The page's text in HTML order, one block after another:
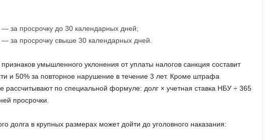
за просрочку до 30 календарных дней;
за просрочку свыше 30 календарных дней.
умышленного уклонения от уплаты налогов санкция составит
и 50% за повторное нарушение в течение 3 лет. Кроме штрафа
рассчитывают по специальной формуле: долг × учетная ставка НБУ ÷ 365
просрочки.
долга в крупных размерах может дойти до уголовного наказания: